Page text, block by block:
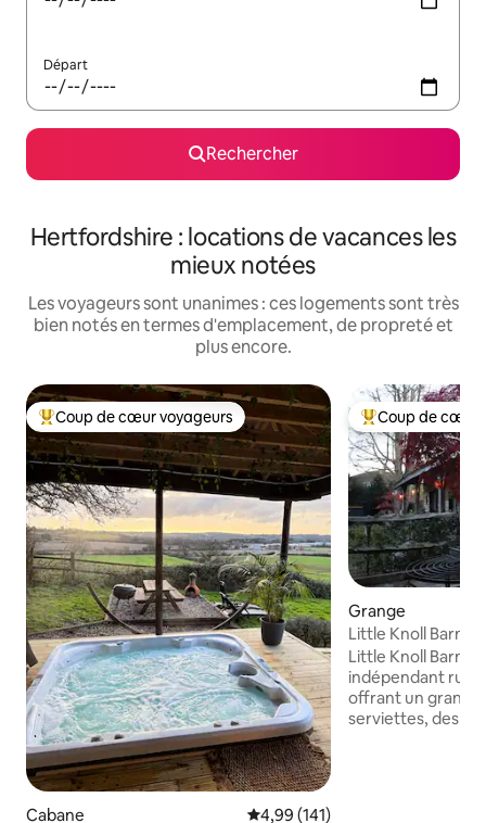
Départ
Rechercher
Hertfordshire : locations de vacances les
mieux notées
Les voyageurs sont unanimes : ces logements sont très
bien notés en termes d'emplacement, de propreté et
plus encore.
Coups de cœur voyageurs les plus appréciés
Coup de cœur voyageurs
Cabane Évaluation moyenne sur la
4,99 (141)
Coups de cœur
Coup de cœur
Grange
Little Knoll Barn à Harpenden,
indépendant
Little Knoll Barn
indépendant
offrant un grand
serviettes, des